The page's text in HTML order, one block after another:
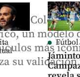
Fútbol
en
un modelo
más
su validación